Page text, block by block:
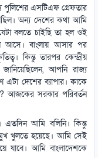
পুলিশের এসটিএফ গ্রেফতার
অন্য দেশের কথা আমি
বলতে চাইছি তা হল ওই
আসে। বাংলায় আসার পর
কিন্তু তারপর কেন্দ্রীয়
আপনি রাজ্য
এটা দেশের ব্যাপার। কাকে
আজকের সরকার পরিবর্তন
এতদিন আমি বলিনি। কিন্তু
খুলতে হয়েছে। আমি সেই
যাবে। আমি বাংলাদেশকে